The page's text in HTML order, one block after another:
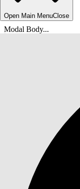
Open Main MenuClose
Modal Body...
Vous êtes ici :